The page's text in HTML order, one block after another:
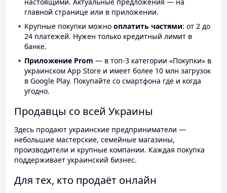
главной странице или в приложении.
Крупные покупки можно оплатить частями: от 2 до
24 платежей. Нужен только кредитный лимит в
банке.
Приложение Prom — в топ-3 категории «Покупки» в
украинском App Store и имеет более 10 млн загрузок
в Google Play. Покупайте со смартфона где и когда
угодно.
Продавцы со всей Украины
Здесь продают украинские предприниматели —
небольшие мастерские, семейные магазины,
производители и крупные компании. Каждая покупка
поддерживает украинский бизнес.
Для тех, кто продаёт онлайн